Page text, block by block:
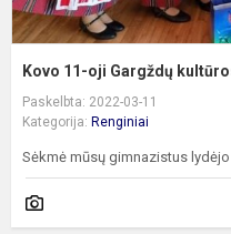
Kovo 11-oji Gargždų
Paskelbta: 2022-03-11
Kategorija: Renginiai
Sėkmė mūsų gimnazistus